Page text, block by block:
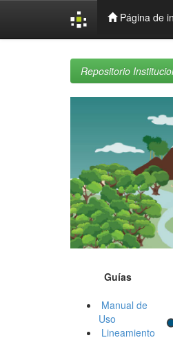
Página de
Repositorio
Guías
Manual de
Uso
Lineamiento